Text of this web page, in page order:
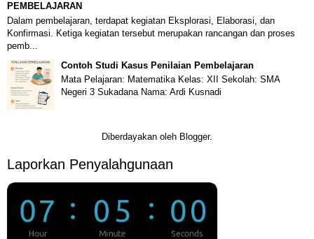
PEMBELAJARAN
Dalam pembelajaran, terdapat kegiatan Eksplorasi, Elaborasi, dan
Konfirmasi. Ketiga kegiatan tersebut merupakan rancangan dan proses
pemb...
Contoh Studi Kasus Penilaian Pembelajaran
Mata Pelajaran: Matematika Kelas: XII Sekolah: SMA
Negeri 3 Sukadana Nama: Ardi Kusnadi
Diberdayakan oleh Blogger.
Laporkan Penyalahgunaan